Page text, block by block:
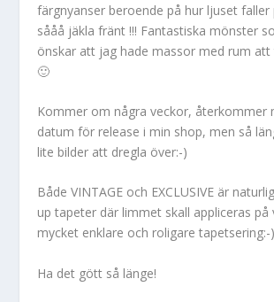
färgnyanser beroende på hur ljuset faller
sååå jäkla fränt !!! Fantastiska mönster
önskar att jag hade massor med rum
🙂
Kommer om några veckor, återkommer
datum för release i min shop, men så
lite bilder att dregla över:-)
Både VINTAGE och EXCLUSIVE är
up tapeter där limmet skall appliceras på
mycket enklare och roligare tapetsering:-)
Ha det gött så länge!